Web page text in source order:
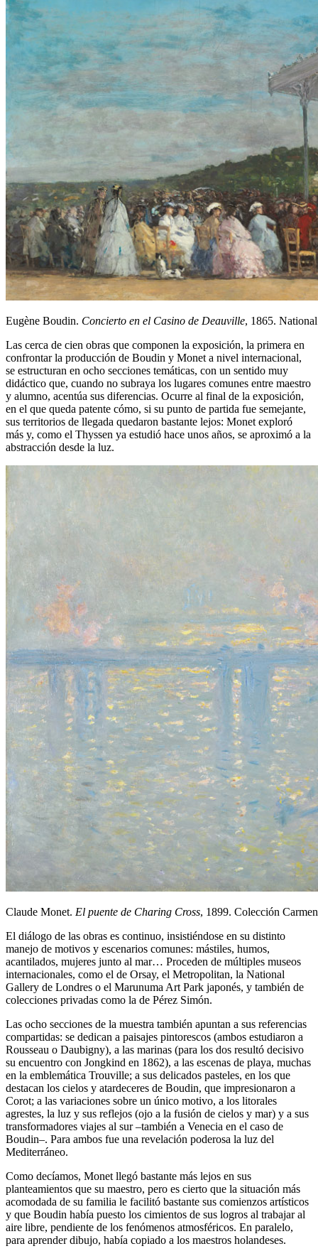
Eugène Boudin. Concierto en el Casino de Deauville, 1865.
Las cerca de cien obras que componen la exposición, la primera en
confrontar la producción de Boudin y Monet a nivel internacional,
se estructuran en ocho secciones temáticas, con un sentido muy
didáctico que, cuando no subraya los lugares comunes entre maestro
y alumno, acentúa sus diferencias. Ocurre al final de la exposición,
en el que queda patente cómo, si su punto de partida fue semejante,
sus territorios de llegada quedaron bastante lejos: Monet exploró
más y, como el Thyssen ya estudió hace unos años, se aproximó a la
abstracción desde la luz.
Claude Monet. El puente de Charing Cross, 1899. Colección
El diálogo de las obras es continuo, insistiéndose en su distinto
manejo de motivos y escenarios comunes: mástiles, humos,
acantilados, mujeres junto al mar… Proceden de múltiples museos
internacionales, como el de Orsay, el Metropolitan, la National
Gallery de Londres o el Marunuma Art Park japonés, y también de
colecciones privadas como la de Pérez Simón.
Las ocho secciones de la muestra también apuntan a sus referencias
compartidas: se dedican a paisajes pintorescos (ambos estudiaron a
Rousseau o Daubigny), a las marinas (para los dos resultó decisivo
su encuentro con Jongkind en 1862), a las escenas de playa, muchas
en la emblemática Trouville; a sus delicados pasteles, en los que
destacan los cielos y atardeceres de Boudin, que impresionaron a
Corot; a las variaciones sobre un único motivo, a los litorales
agrestes, la luz y sus reflejos (ojo a la fusión de cielos y mar) y a sus
transformadores viajes al sur –también a Venecia en el caso de
Boudin–. Para ambos fue una revelación poderosa la luz del
Mediterráneo.
Como decíamos, Monet llegó bastante más lejos en sus
planteamientos que su maestro, pero es cierto que la situación más
acomodada de su familia le facilitó bastante sus comienzos artísticos
y que Boudin había puesto los cimientos de sus logros al trabajar al
aire libre, pendiente de los fenómenos atmosféricos. En paralelo,
para aprender dibujo, había copiado a los maestros holandeses.